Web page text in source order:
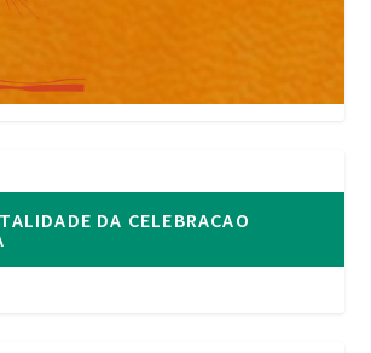
DA CELEBRACAO